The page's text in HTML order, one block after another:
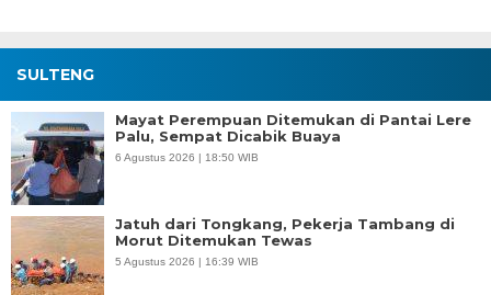
SULTENG
Mayat Perempuan Ditemukan di Pantai Lere
Palu, Sempat Dicabik Buaya
6 Agustus 2026 | 18:50 WIB
Jatuh dari Tongkang, Pekerja Tambang di
Morut Ditemukan Tewas
5 Agustus 2026 | 16:39 WIB